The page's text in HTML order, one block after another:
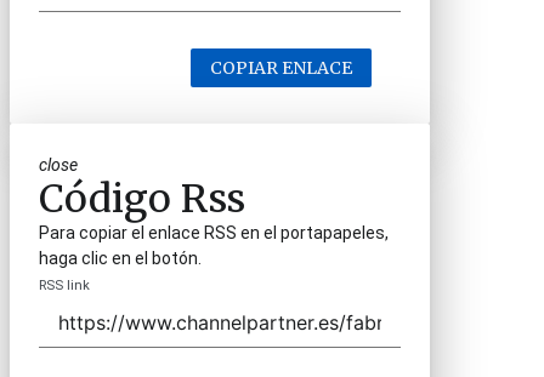
COPIAR ENLACE
close
Código Rss
Para copiar el enlace RSS en el portapapeles,
haga clic en el botón.
RSS link